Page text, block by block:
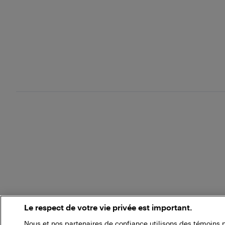
Le respect de votre vie privée est important.
Nous et nos partenaires de confiance utilisons des